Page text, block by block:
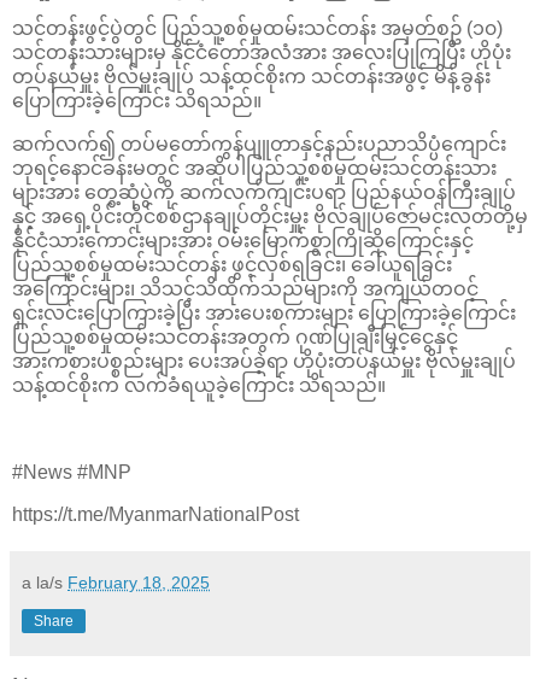
သင်တန်းဖွင့်ပွဲတွင် ပြည်သူ့စစ်မှုထမ်းသင်တန်း အမှတ်စဥ် (၁၀)
သင်တန်းသားများမှ နိုင်ငံတော်အလံအား အလေးပြုကြပြီး ဟိုပုံး
တပ်နယ်မှူး ဗိုလ်မှူးချုပ် သန့်ထင်စိုးက သင်တန်းအဖွင့် မိန့်ခွန်း
ပြောကြားခဲ့ကြောင်း သိရသည်။
ဆက်လက်၍ တပ်မတော်ကွန်ပျူတာနှင့်နည်းပညာသိပ္ပံကျောင်း
ဘုရင့်နောင်ခန်းမတွင် အဆိုပါပြည်သူ့စစ်မှုထမ်းသင်တန်းသား
များအား တွေ့ဆုံပွဲကို ဆက်လက်ကျင်းပရာ ပြည်နယ်ဝန်ကြီးချုပ်
နှင့် အရှေ့ပိုင်းတိုင်စစ်ဌာနချုပ်တိုင်းမှူး ဗိုလ်ချုပ်ဇော်မင်းလတ်တို့မှ
နိုင်ငံသားကောင်းများအား ဝမ်းမြောက်စွာကြိုဆိုကြောင်းနှင့်
ပြည်သူ့စစ်မှုထမ်းသင်တန်း ဖွင့်လှစ်ရခြင်း၊ ခေါ်ယူရခြင်း
အကြောင်းများ၊ သိသင့်သိထိုက်သည်များကို အကျယ်တဝင့်
ရှင်းလင်းပြောကြားခဲ့ပြီး အားပေးစကားများ ပြောကြားခဲ့ကြောင်း
ပြည်သူ့စစ်မှုထမ်းသင်တန်းအတွက် ဂုဏ်ပြုချီးမြှင့်ငွေနှင့်
အားကစားပစ္စည်းများ ပေးအပ်ခဲ့ရာ ဟိုပုံးတပ်နယ်မှူး ဗိုလ်မှူးချုပ်
သန့်ထင်စိုးက လက်ခံရယူခဲ့ကြောင်း သိရသည်။
#News #MNP
https://t.me/MyanmarNationalPost
a la/s February 18, 2025
Share